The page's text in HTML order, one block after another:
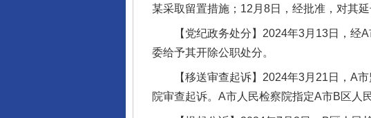
某采取留置措施；12月8日，经批准，对其延
【党纪政务处分】2024年3月13日，经A
委给予其开除公职处分。
【移送审查起诉】2024年3月21日，A市
院审查起诉。A市人民检察院指定A市B区人